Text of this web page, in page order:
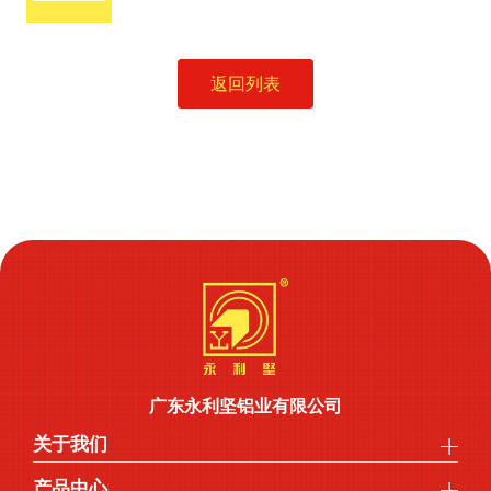
返回列表
广东永利坚铝业有限公司
关于我们